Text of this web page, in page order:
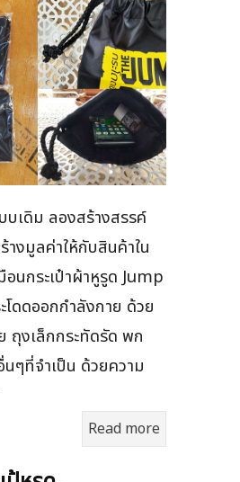
เดิม ลองสร้างสรรค์
างมูลค่าให้กับสินค้าใน
อนกระเป๋าผ้าหูรูด Jump
โดดออกกำลังกาย ด้วย
ถุงเล็กกระทัดรัด พก
นๆที่จำเป็น ด้วยความ
Read more